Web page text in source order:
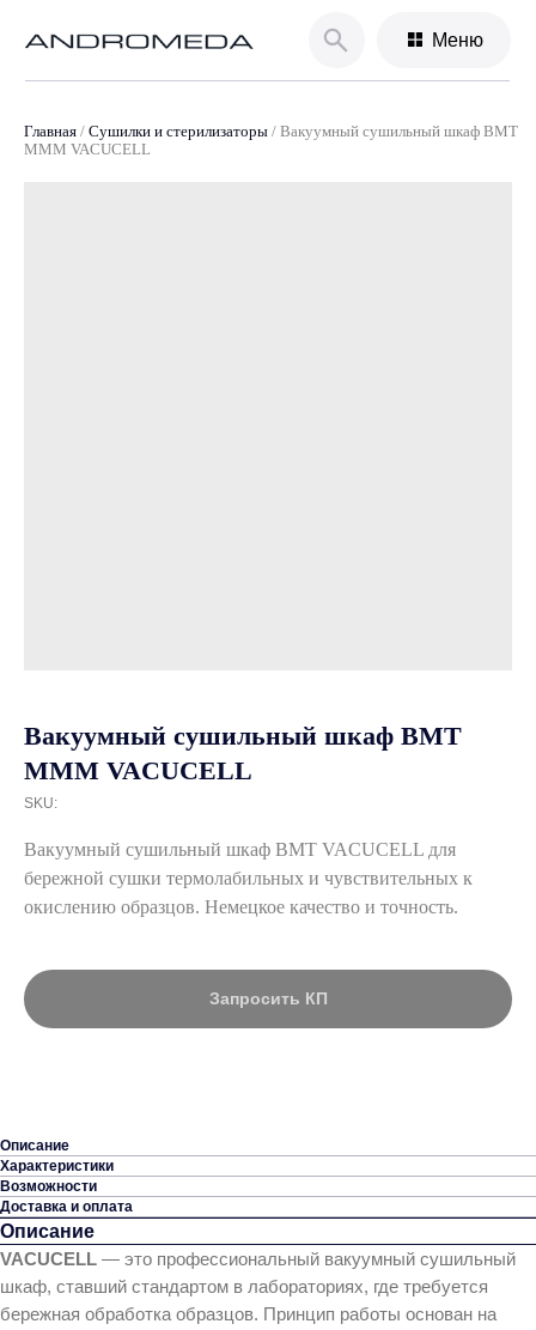
Главная / Сушилки и стерилизаторы / Вакуумный сушильный шкаф BMT
MMM VACUCELL
Вакуумный сушильный шкаф BMT
MMM VACUCELL
SKU:
Запросить КП
Вакуумный сушильный шкаф BMT VACUCELL для
бережной сушки термолабильных и чувствительных к
окислению образцов. Немецкое качество и точность.
Описание
Характеристики
Возможности
Доставка и оплата
Описание
VACUCELL — это профессиональный вакуумный сушильный
шкаф, ставший стандартом в лабораториях, где требуется
бережная обработка образцов. Принцип работы основан на